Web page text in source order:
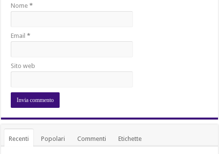
Nome*
Email*
Sito web
Recenti Popolari Commenti Etichette